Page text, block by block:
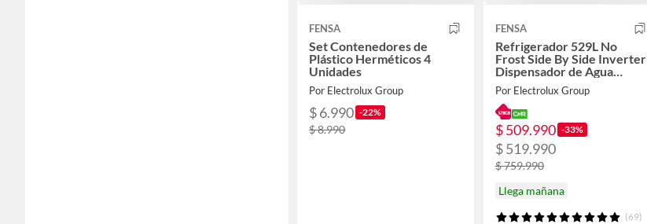
FENSA
Set Contenedores de
Plástico Herméticos 4
Unidades
Por Electrolux Group
$ 6.990 -22%
$ 8.990
FENSA
Refrigerador 529L No
Frost Side By Side Inverter
Dispensador de Agua
SFX530B Negro
Por Electrolux Group
$ 509.990 -33%
$ 519.990
$ 759.990
Llega mañana
(69)